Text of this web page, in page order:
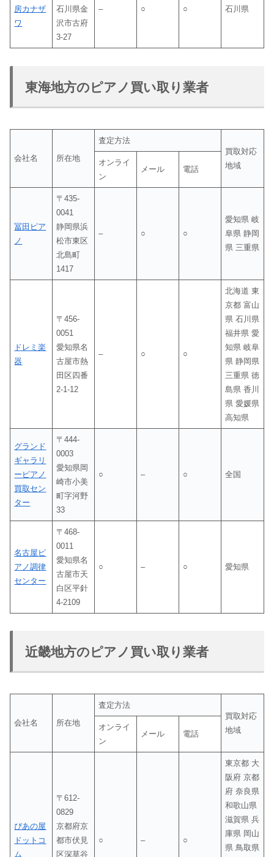
房カナザ
ワ
石川県金
沢市古府
3-27
– ○ ○ 石川県
東海地方のピアノ買い取り業者
会社名 所在地
査定方法
買取対応
地域
オンライ
ン
メール 電話
冨田ピア
ノ
〒435-
0041
静岡県浜
松市東区
北島町
1417
– ○ ○
愛知県 岐
阜県 静岡
県 三重県
ドレミ楽
器
〒456-
0051
愛知県名
古屋市熱
田区四番
2-1-12
– ○ ○
北海道 東
京都 富山
県 石川県
福井県 愛
知県 岐阜
県 静岡県
三重県 徳
島県 香川
県 愛媛県
高知県
グランド
ギャラリ
ーピアノ
買取セン
ター
〒444-
0003
愛知県岡
崎市小美
町字河野
33
○ – ○ 全国
名古屋ピ
アノ調律
センター
〒468-
0011
愛知県名
古屋市天
白区平針
4-2109
○ – ○ 愛知県
近畿地方のピアノ買い取り業者
会社名 所在地
査定方法
買取対応
地域
オンライ
ン
メール 電話
ぴあの屋
ドットコ
ム
〒612-
0829
京都府京
都市伏見
区深草谷
○ – ○
東京都 大
阪府 京都
府 奈良県
和歌山県
滋賀県 兵
庫県 岡山
県 鳥取県